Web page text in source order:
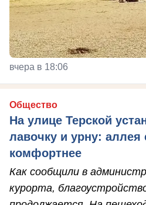
вчера в 18:06
Общество
На улице Терской
лавочку и урну: аллея
комфортнее
Как сообщили в
курорта,